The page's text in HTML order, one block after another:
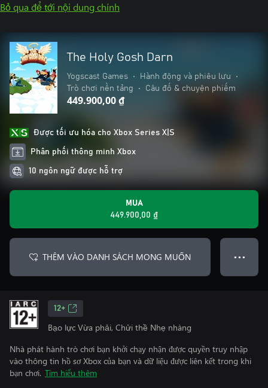
Bỏ qua để tới nội dung chính
The Holy Gosh Darn
Yogscast Games • Hành động và phiêu lưu
•
Trò chơi nền tảng
• Câu đố & chuyện phiếm
449.900,00 ₫
Được tối ưu hóa cho Xbox Series X|S
Phân phối thông minh Xbox
10 ngôn ngữ được hỗ trợ
MUA
449.900,00 ₫
THÊM VÀO DANH SÁCH MONG MUỐN ● ● ●
12+
Bạo lực Vừa phải, Chửi thề Nhẹ nhàng
Nhà phát hành trò chơi bạn khởi chạy nhận được quyền truy nhập
vào thông tin hồ sơ Xbox của bạn và dữ liệu được liên kết trong khi
bạn chơi. Tìm hiểu thêm